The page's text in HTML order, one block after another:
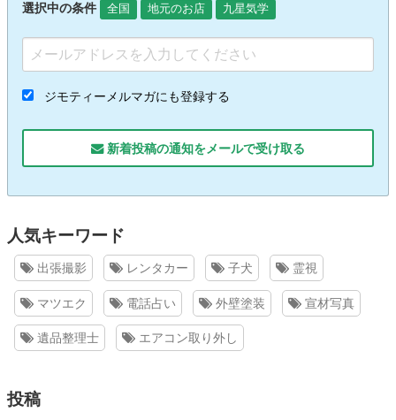
選択中の条件 全国 地元のお店 九星気学
ジモティーメルマガにも登録する
新着投稿の通知をメールで受け取る
人気キーワード
出張撮影 レンタカー 子犬 霊視
マツエク 電話占い 外壁塗装 宣材写真
遺品整理士 エアコン取り外し
投稿